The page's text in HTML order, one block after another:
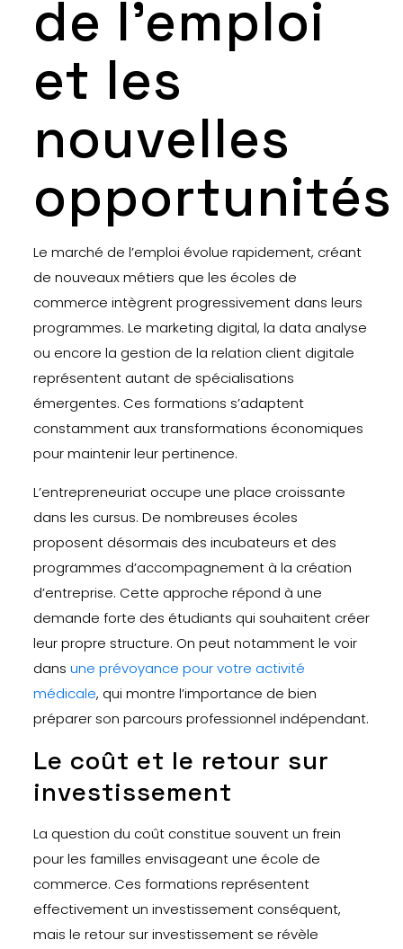
de l’emploi
et les
nouvelles
opportunités
Le marché de l’emploi évolue rapidement, créant
de nouveaux métiers que les écoles de
commerce intègrent progressivement dans leurs
programmes. Le marketing digital, la data analyse
ou encore la gestion de la relation client digitale
représentent autant de spécialisations
émergentes. Ces formations s’adaptent
constamment aux transformations économiques
pour maintenir leur pertinence.
L’entrepreneuriat occupe une place croissante
dans les cursus. De nombreuses écoles
proposent désormais des incubateurs et des
programmes d’accompagnement à la création
d’entreprise. Cette approche répond à une
demande forte des étudiants qui souhaitent créer
leur propre structure. On peut notamment le voir
dans une prévoyance pour votre activité
médicale, qui montre l’importance de bien
préparer son parcours professionnel indépendant.
Le coût et le retour sur
investissement
La question du coût constitue souvent un frein
pour les familles envisageant une école de
commerce. Ces formations représentent
effectivement un investissement conséquent,
mais le retour sur investissement se révèle